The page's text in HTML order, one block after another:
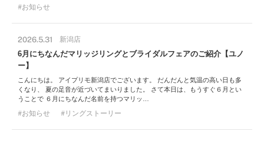
お知らせ
2026.5.31 新潟店
6月にちなんだマリッジリングとブライダルフェアのご紹介【ユノ
ー】
こんにちは。 アイプリモ新潟店でございます。 だんだんと気温の高い日も多
くなり、 夏の足音が近づいてまいりました。 さて本日は、もうすぐ６月とい
うことで ６月にちなんだ名前を持つマリッ…
お知らせ リングストーリー